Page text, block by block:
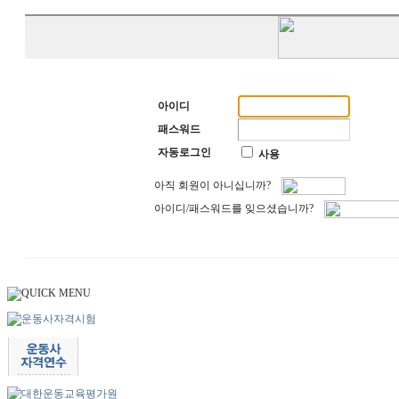
아이디
패스워드
자동로그인
사용
아직 회원이 아니십니까?
아이디/패스워드를 잊으셨습니까?